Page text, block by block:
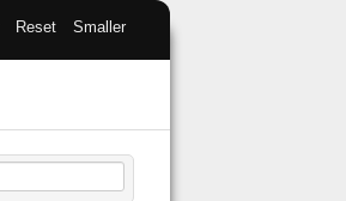
Reset Smaller